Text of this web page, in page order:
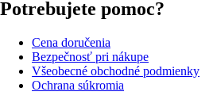
Potrebujete pomoc?
Cena doručenia
Bezpečnosť pri nákupe
Všeobecné obchodné podmienky
Ochrana súkromia